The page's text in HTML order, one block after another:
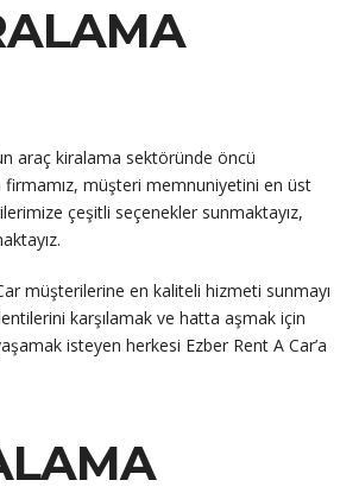
araç kiralama sektöründe öncü
müşteri memnuniyetini en üst
çeşitli seçenekler sunmaktayız,
müşterilerine en kaliteli hizmeti sunmayı
karşılamak ve hatta aşmak için
isteyen herkesi Ezber Rent A Car’a